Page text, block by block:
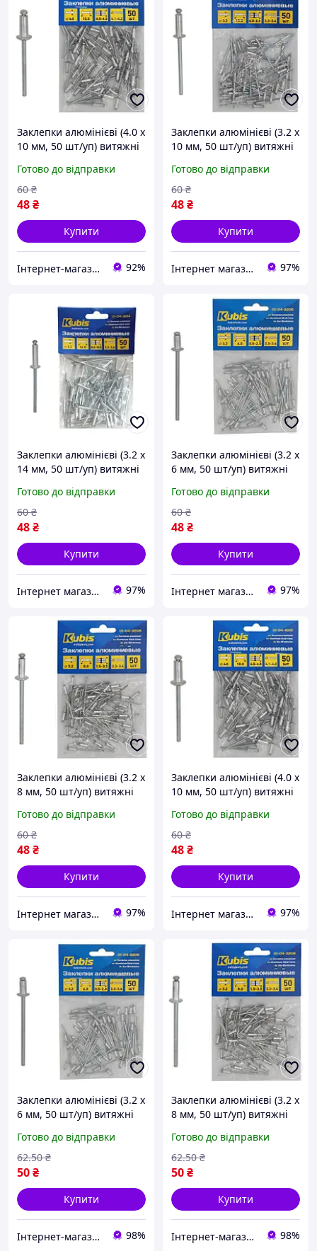
Заклепки алюмінієві (4.0 х
10 мм, 50 шт/уп) витяжні
Готово до відправки
48₴
60 ₴
Купити
Інтернет-магазин GIGATOOLS 92%
Заклепки алюмінієві (3.2 х
10 мм, 50 шт/уп) витяжні
Готово до відправки
48₴
60 ₴
Купити
Інтернет магазин інструменту KUVALDA 97%
Заклепки алюмінієві (3.2 х
14 мм, 50 шт/уп) витяжні
Готово до відправки
48₴
60 ₴
Купити
Інтернет магазин інструменту KUVALDA 97%
Заклепки алюмінієві (3.2 х
6 мм, 50 шт/уп) витяжні
Готово до відправки
48₴
60 ₴
Купити
Інтернет магазин інструменту KUVALDA 97%
Заклепки алюмінієві (3.2 х
8 мм, 50 шт/уп) витяжні
Готово до відправки
48₴
60 ₴
Купити
Інтернет магазин інструменту KUVALDA 97%
Заклепки алюмінієві (4.0 х
10 мм, 50 шт/уп) витяжні
Готово до відправки
48₴
60 ₴
Купити
Інтернет магазин інструменту KUVALDA 97%
Заклепки алюмінієві (3.2 х
6 мм, 50 шт/уп) витяжні
Готово до відправки
50₴
62.50 ₴
Купити
Інтернет-магазин ELEKTROMAG 98%
Заклепки алюмінієві (3.2 х
8 мм, 50 шт/уп) витяжні
Готово до відправки
50₴
62.50 ₴
Купити
Інтернет-магазин ELEKTROMAG 98%